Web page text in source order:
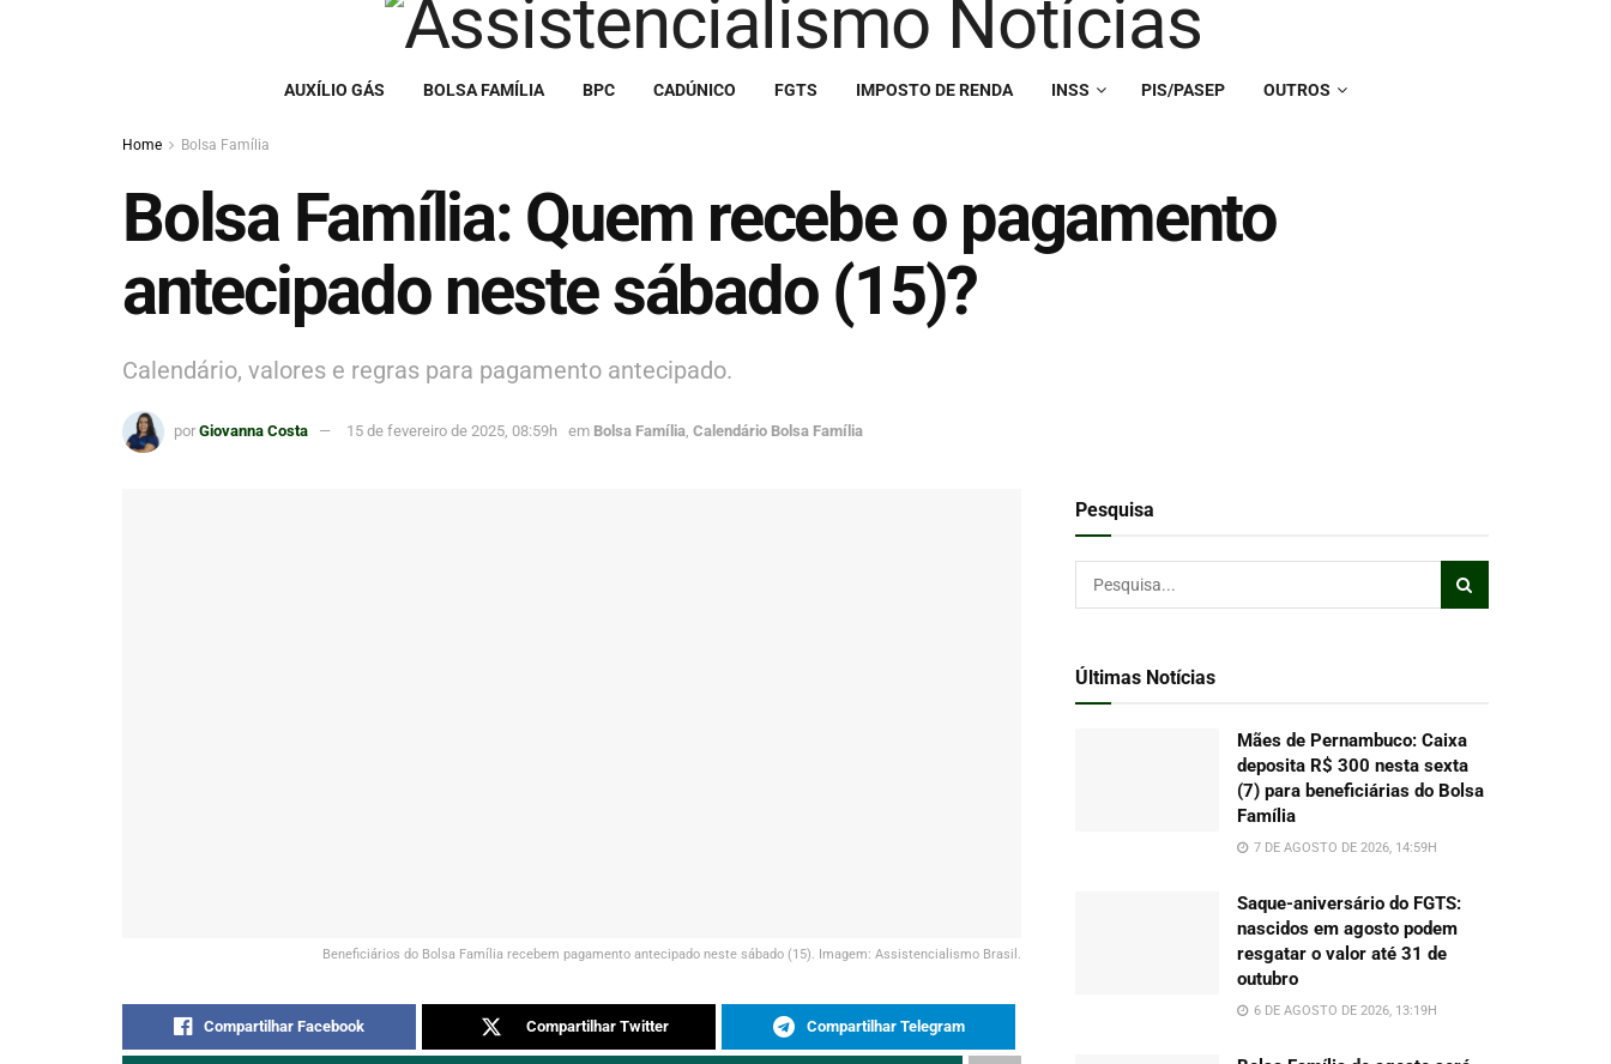
AUXÍLIO GÁS BOLSA FAMÍLIA BPC CADÚNICO FGTS IMPOSTO DE RENDA INSS PIS/PASEP OUTROS
Home Bolsa Família
Bolsa Família: Quem recebe o pagamento
antecipado neste sábado (15)?
Calendário, valores e regras para pagamento antecipado.
por Giovanna Costa 15 de fevereiro de 2025, 08:59h em Bolsa Família, Calendário Bolsa Família
Beneficiários do Bolsa Família recebem pagamento antecipado neste sábado (15). Imagem: Assistencialismo Brasil.
Compartilhar Facebook Compartilhar Twitter Compartilhar Telegram
Pesquisa
Últimas Notícias
Mães de Pernambuco: Caixa
deposita R$ 300 nesta sexta
(7) para beneficiárias do Bolsa
Família
7 DE AGOSTO DE 2026, 14:59H
Saque-aniversário do FGTS:
nascidos em agosto podem
resgatar o valor até 31 de
outubro
6 DE AGOSTO DE 2026, 13:19H